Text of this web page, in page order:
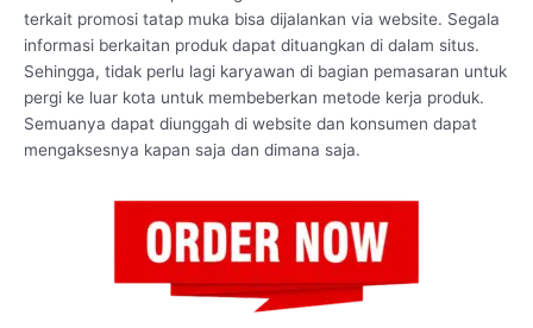
terkait promosi tatap muka bisa dijalankan via website. Segala
informasi berkaitan produk dapat dituangkan di dalam situs.
Sehingga, tidak perlu lagi karyawan di bagian pemasaran untuk
pergi ke luar kota untuk membeberkan metode kerja produk.
Semuanya dapat diunggah di website dan konsumen dapat
mengaksesnya kapan saja dan dimana saja.